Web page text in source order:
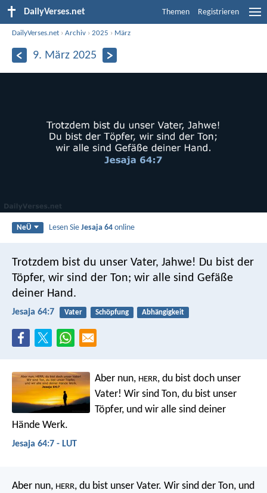
DailyVerses.net Themen Registrieren
DailyVerses.net ›Archiv ›2025 › März
9. März 2025
NeÜ Lesen SieJesaja 64 online
Trotzdem bist du unser Vater, Jahwe! Du bist der
Töpfer, wir sind der Ton; wir alle sind Gefäße
deiner Hand.
Jesaja 64:7 Vater Schöpfung Abhängigkeit
Aber nun, HERR, du bist doch unser
Vater! Wir sind Ton, du bist unser
Töpfer, und wir alle sind deiner
Hände Werk.
Jesaja 64:7 - LUT
Aber nun, HERR, du bist unser Vater. Wir sind der Ton, und